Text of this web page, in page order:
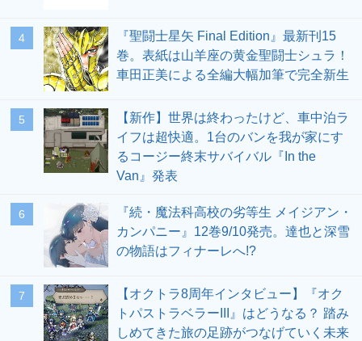
4
『聖闘士星矢 Final Edition』最新刊15
巻。表紙は山羊座の黄金聖闘士シュラ！
車田正美による全編大幅加筆で完全新生
5
【新作】世界は終わったけど、車中泊ラ
イフは超快適。1台のバンを我が家にす
るコージー終末サバイバル『In the
Van』発表
6
『続・魔法科高校の劣等生 メイジアン・
カンパニー』12巻9/10発売。達也と深雪
の物語はフィナーレへ!?
7
【オクトラ8周年インタビュー】『オク
トパストラベラーIII』はどうなる？ 踏み
しめてきた旅の足跡がつなげていく未来